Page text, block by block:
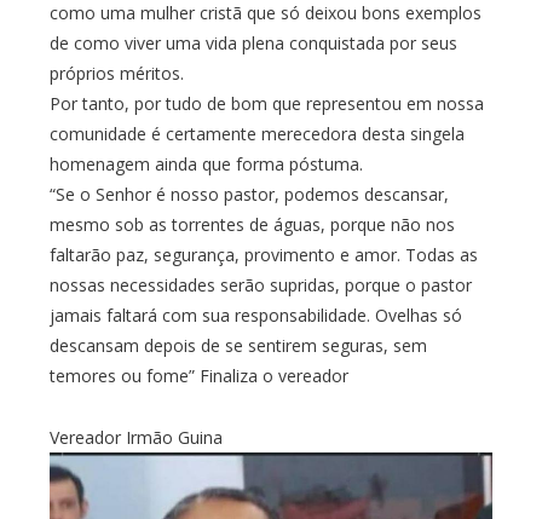
como uma mulher cristã que só deixou bons exemplos
de como viver uma vida plena conquistada por seus
próprios méritos.
Por tanto, por tudo de bom que representou em nossa
comunidade é certamente merecedora desta singela
homenagem ainda que forma póstuma.
“Se o Senhor é nosso pastor, podemos descansar,
mesmo sob as torrentes de águas, porque não nos
faltarão paz, segurança, provimento e amor. Todas as
nossas necessidades serão supridas, porque o pastor
jamais faltará com sua responsabilidade. Ovelhas só
descansam depois de se sentirem seguras, sem
temores ou fome” Finaliza o vereador
Vereador Irmão Guina